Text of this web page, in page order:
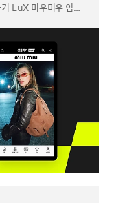
LuX 미우미우 입점